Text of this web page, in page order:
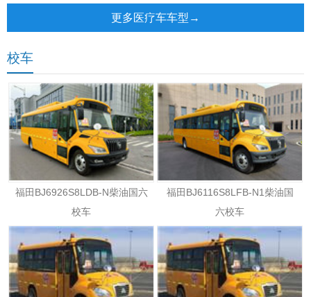
更多医疗车车型→
校车
福田BJ6926S8LDB-N柴油国六
校车
福田BJ6116S8LFB-N1柴油国
六校车